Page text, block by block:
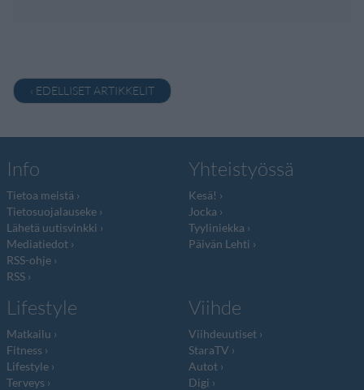
‹ EDELLISET ARTIKKELIT
Info
Tietoa meistä
Tietosuojalauseke
Lähetä uutisvinkki
Mediatiedot
RSS-ohje
RSS
Yhteistyössä
Kesä!
Jocka
Tyyliniekka
Päivän Lehti
Lifestyle
Matkailu
Fitness
Lifestyle
Terveys
Viihde
Viihdeuutiset
StaraTV
Autot
Digi